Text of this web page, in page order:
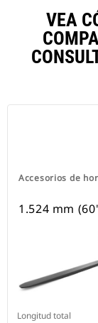
VEA
Accesorios de
1.524 mm
Longitud total